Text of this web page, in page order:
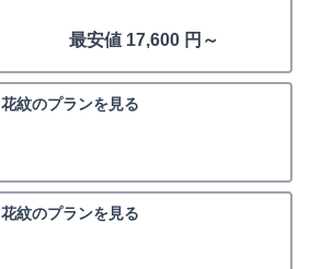
最安値 17,600 円～
紋のプランを見る
紋のプランを見る